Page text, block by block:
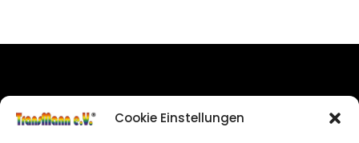
Cookie Einstellungen
IMPRESSUM